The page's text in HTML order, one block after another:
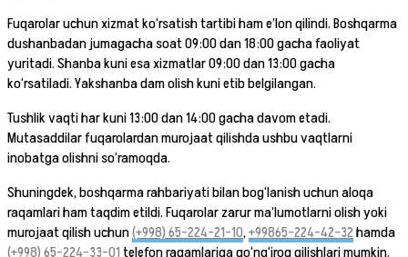
Fuqarolar uchun xizmat ko‘rsatish tartibi ham e’lon qilindi. Boshqarma
dushanbadan jumagacha soat 09:00 dan 18:00 gacha faoliyat
yuritadi. Shanba kuni esa xizmatlar 09:00 dan 13:00 gacha
ko‘rsatiladi. Yakshanba dam olish kuni etib belgilangan.
Tushlik vaqti har kuni 13:00 dan 14:00 gacha davom etadi.
Mutasaddilar fuqarolardan murojaat qilishda ushbu vaqtlarni
inobatga olishni so‘ramoqda.
Shuningdek, boshqarma rahbariyati bilan bog‘lanish uchun aloqa
raqamlari ham taqdim etildi. Fuqarolar zarur ma’lumotlarni olish yoki
murojaat qilish uchun(+998) 65-224-21-10,+99865-224-42-32hamda
(+998) 65-224-33-01telefon raqamlariga qo‘ng‘iroq qilishlari mumkin.